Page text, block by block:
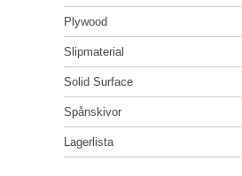
PLYWOOD
SOLID SURFACE
SPÅNSKIVOR
LAGERLISTA
Plywood
Slipmaterial
Solid Surface
Spånskivor
Lagerlista